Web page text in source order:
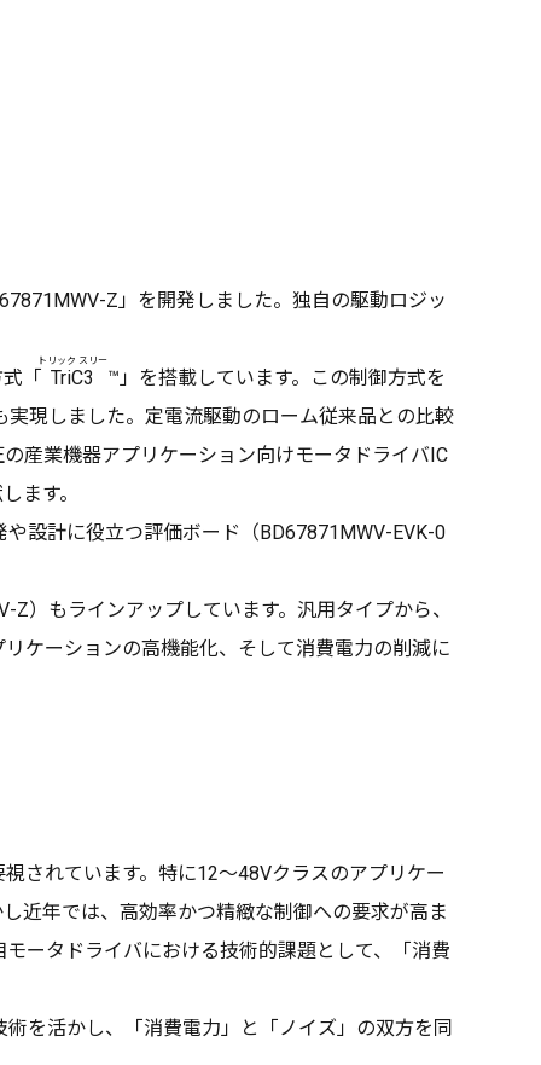
Z」を開発しました。独自の駆動ロジッ
「 TriC3
トリック スリー
™ 」を搭載しています。この制御方式を
実現しました。定電流駆動のローム従来品との比較
産業機器アプリケーション向けモータドライバIC
ます。
設計に役立つ評価ボード（BD67871MWV-EVK-0
）もラインアップしています。汎用タイプから、
ケーションの高機能化、そして消費電力の削減に
されています。特に12〜48Vクラスのアプリケー
近年では、高効率かつ精緻な制御への要求が高ま
ータドライバにおける技術的課題として、「消費
を活かし、「消費電力」と「ノイズ」の双方を同